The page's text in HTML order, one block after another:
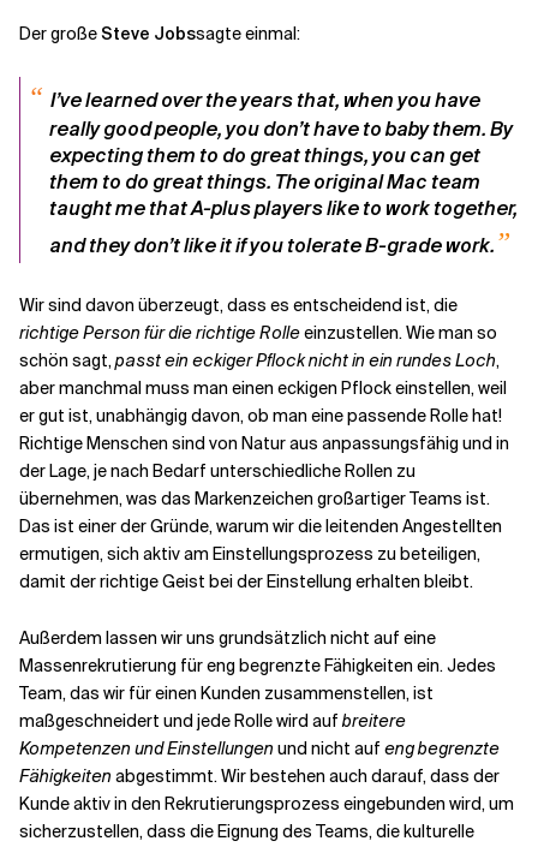
Der großeSteve Jobssagte einmal:
“ I’ve learned over the years that, when you have
really good people, you don’t have to baby them. By
expecting them to do great things, you can get
them to do great things. The original Mac team
taught me that A-plus players like to work together,
and they don’t like it if you tolerate B-grade work.”
Wir sind davon überzeugt, dass es entscheidend ist, die
richtige Person für die richtige Rolleeinzustellen. Wie man so
schön sagt,passt ein eckiger Pflock nicht in ein rundes Loch,
aber manchmal muss man einen eckigen Pflock einstellen, weil
er gut ist, unabhängig davon, ob man eine passende Rolle hat!
Richtige Menschen sind von Natur aus anpassungsfähig und in
der Lage, je nach Bedarf unterschiedliche Rollen zu
übernehmen, was das Markenzeichen großartiger Teams ist.
Das ist einer der Gründe, warum wir die leitenden Angestellten
ermutigen, sich aktiv am Einstellungsprozess zu beteiligen,
damit der richtige Geist bei der Einstellung erhalten bleibt.
Außerdem lassen wir uns grundsätzlich nicht auf eine
Massenrekrutierung für eng begrenzte Fähigkeiten ein. Jedes
Team, das wir für einen Kunden zusammenstellen, ist
maßgeschneidert und jede Rolle wird aufbreitere
Kompetenzen und Einstellungen und nicht auf eng begrenzte
Fähigkeiten abgestimmt. Wir bestehen auch darauf, dass der
Kunde aktiv in den Rekrutierungsprozess eingebunden wird, um
sicherzustellen, dass die Eignung des Teams, die kulturelle